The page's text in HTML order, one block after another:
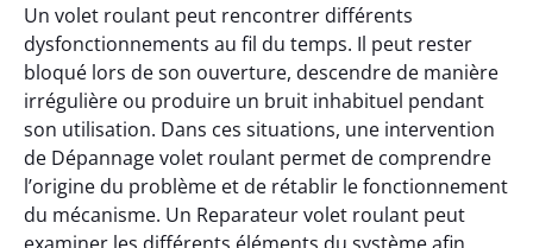
Un volet roulant peut rencontrer différents
dysfonctionnements au fil du temps. Il peut rester
bloqué lors de son ouverture, descendre de manière
irrégulière ou produire un bruit inhabituel pendant
son utilisation. Dans ces situations, une intervention
de Dépannage volet roulant permet de comprendre
l’origine du problème et de rétablir le fonctionnement
du mécanisme. Un Reparateur volet roulant peut